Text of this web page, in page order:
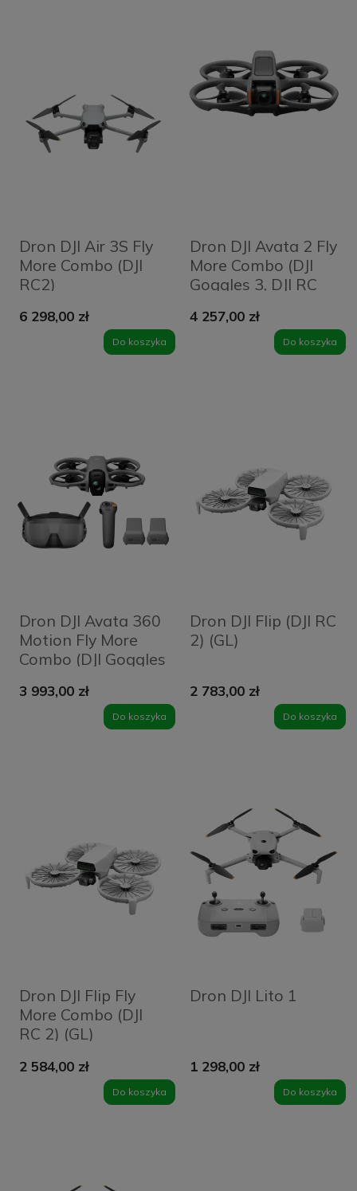
Dron DJI Air 3S Fly
More Combo (DJI
RC2)
6 298,00 zł
Do koszyka
Dron DJI Avata 2 Fly
More Combo (DJI
Goggles 3, DJI RC
akumulatory)
4 257,00 zł
Do koszyka
Dron DJI Avata 360
Motion Fly More
Combo (DJI Goggles
3 993,00 zł
Do koszyka
Dron DJI Flip (DJI RC
2) (GL)
2 783,00 zł
Do koszyka
Dron DJI Flip Fly
More Combo (DJI
RC 2) (GL)
2 584,00 zł
Do koszyka
Dron DJI Lito 1
1 298,00 zł
Do koszyka